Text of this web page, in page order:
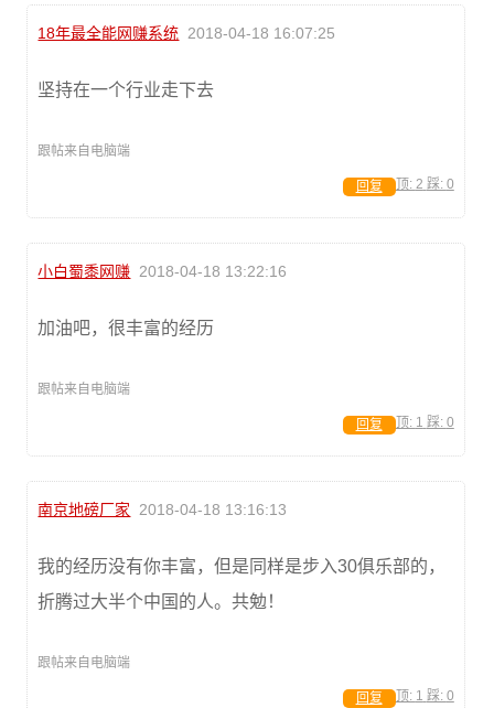
18年最全能网赚系统 2018-04-18 16:07:25
坚持在一个行业走下去
跟帖来自电脑端
顶: 2 踩: 0
回复
小白蜀黍网赚 2018-04-18 13:22:16
加油吧，很丰富的经历
跟帖来自电脑端
顶: 1 踩: 0
回复
南京地磅厂家 2018-04-18 13:16:13
我的经历没有你丰富，但是同样是步入30俱乐部的，
折腾过大半个中国的人。共勉！
跟帖来自电脑端
顶: 1 踩: 0
回复